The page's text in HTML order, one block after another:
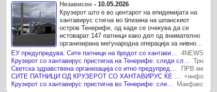
Независен -10.05.2026
Крузерот што е во центарот на епидемијата на
хантавирус стигна во близина на шпанскиот
остров Тенерифе, од каде се очекува да се
истоварат 147 патници како дел од внимателно
организирана меѓународна операција за нивно
враќање во нивните матични ...
ЕУ предупредува: Сите патници на бродот со хантавирус се под висок ризик
4NEWS
Крузерот со хантавирус пристигна на Тенерифе: следи сложена меѓународна евакуација Трн
Светска здравствена организација со итно предупредување за Хантавирусот
ПРВ.мк
СИТЕ ПАТНИЦИ ОД КРУЗЕРОТ СО ХАНТАВИРУС ЌЕ СЕ ИСТОВАРАТ НА ТЕНЕРИФЕ Со специјални летови ќе се однесат во нивните земји +инфо
Крузерот со хантавирус пристигна во Тенерифе: следува сложена операција
Макфакс